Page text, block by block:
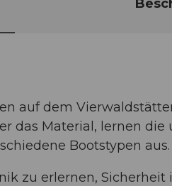
auf dem
das Material, lernen die
Bootstypen aus.
zu erlernen,